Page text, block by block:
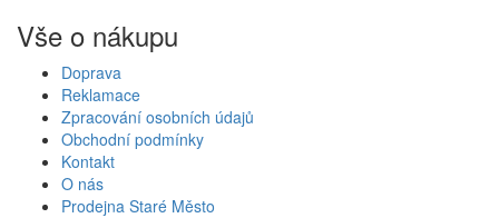
Vše o nákupu
Doprava
Reklamace
Zpracování osobních údajů
Obchodní podmínky
Kontakt
O nás
Prodejna Staré Město